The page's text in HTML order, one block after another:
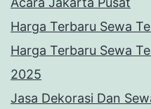
Harga Terbaru Sewa
Harga Terbaru Sewa
2025
Jasa Dekorasi Dan